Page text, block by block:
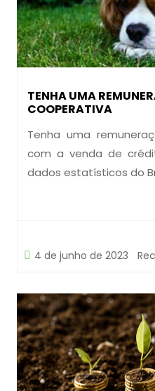
TENHA UMA
COOPERATIVA
Tenha uma
com a venda de
dados estatísticos do
4 de junho de 2023